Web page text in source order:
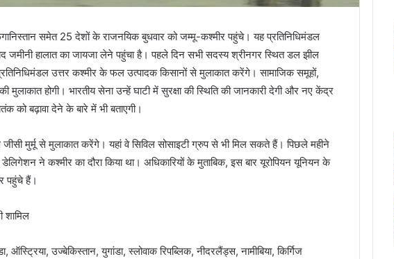
समेत 25 देशों के राजनयिक बुधवार को जम्मू-कश्मीर पहुंचे। यह प्रतिनिधिमंडल
हालात का जायजा लेने पहुंचा है। पहले दिन सभी सदस्य श्रीनगर स्थित डल झील
उत्तर कश्मीर के फल उत्पादक किसानों से मुलाकात करेंगे। सामाजिक समूहों,
मुलाकात होगी। भारतीय सेना उन्हें घाटी में सुरक्षा की स्थिति की जानकारी देगी और नए केंद्र
को बढ़ावा देने के बारे में भी बताएगी।
मुर्मू से मुलाकात करेंगे। यहां वे सिविल सोसाइटी ग्रुप से भी मिल सकते हैं। पिछले महीने
ने कश्मीर का दौरा किया था। अधिकारियों के मुताबिक, इस बार यूरोपियन यूनियन के
पहुंचे हैं।
शामिल
उज्बेकिस्तान, युगांडा, स्लोवाक रिपब्लिक, नीदरलैंड्स, नामीबिया, किर्गिज